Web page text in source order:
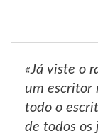
«Já viste o
um escritor
todo o
de todos os